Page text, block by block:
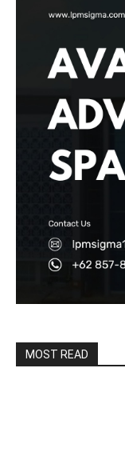
MOST READ